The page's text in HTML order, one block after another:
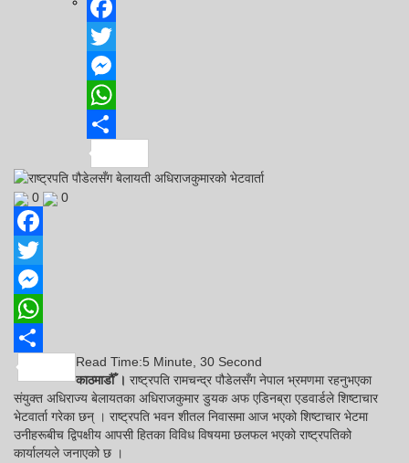
Facebook
Twitter
Messenger
WhatsApp
0 0
Facebook
Twitter
Messenger
WhatsApp
Share
Read Time:5 Minute, 30 Second
काठमाडौँ । राष्ट्रपति रामचन्द्र पौडेलसँग नेपाल भ्रमणमा रहनुभएका
संयुक्त अधिराज्य बेलायतका अधिराजकुमार डुयक अफ एडिनब्रा एडवार्डले शिष्टाचार
भेटवार्ता गरेका छन् । राष्ट्रपति भवन शीतल निवासमा आज भएको शिष्टाचार भेटमा
उनीहरूबीच द्विपक्षीय आपसी हितका विविध विषयमा छलफल भएको राष्ट्रपतिको
कार्यालयले जनाएको छ ।